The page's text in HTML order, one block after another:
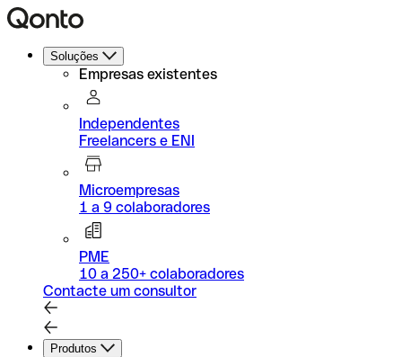
Soluções
Empresas existentes
Independentes
Freelancers e ENI
Microempresas
1 a 9 colaboradores
PME
10 a 250+ colaboradores
Contacte um consultor
Produtos